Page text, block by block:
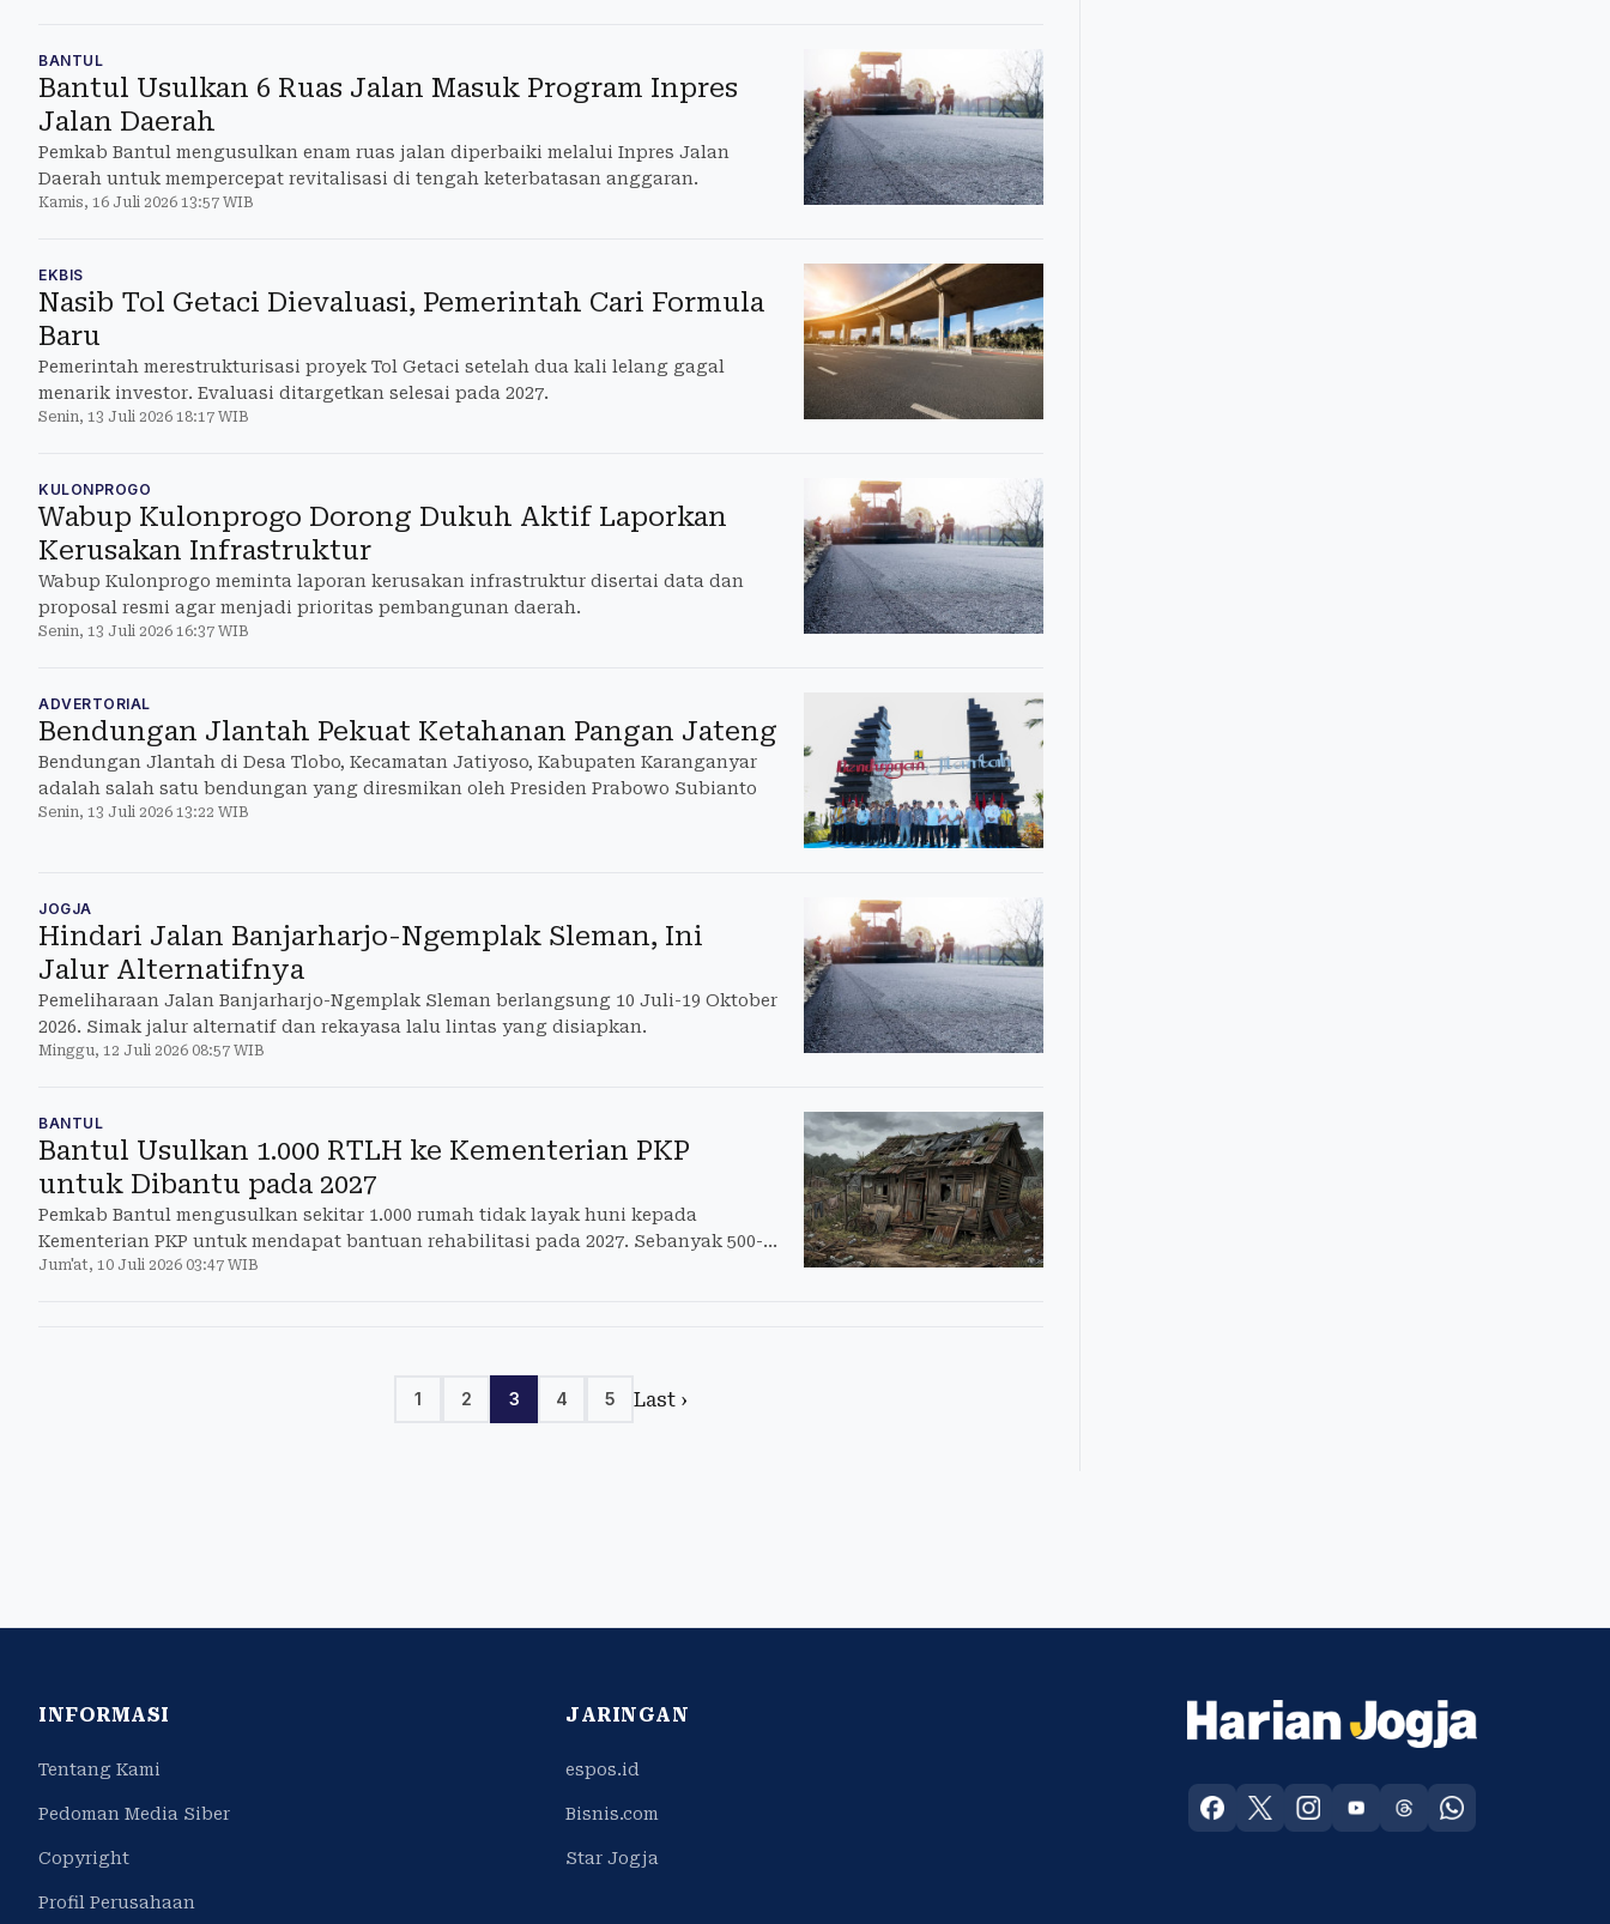
BANTUL
Bantul Usulkan 6 Ruas Jalan Masuk Program Inpres
Jalan Daerah
Pemkab Bantul mengusulkan enam ruas jalan diperbaiki melalui Inpres Jalan
Daerah untuk mempercepat revitalisasi di tengah keterbatasan anggaran.
Kamis, 16 Juli 2026 13:57 WIB
EKBIS
Nasib Tol Getaci Dievaluasi, Pemerintah Cari Formula
Baru
Pemerintah merestrukturisasi proyek Tol Getaci setelah dua kali lelang gagal
menarik investor. Evaluasi ditargetkan selesai pada 2027.
Senin, 13 Juli 2026 18:17 WIB
KULONPROGO
Wabup Kulonprogo Dorong Dukuh Aktif Laporkan
Kerusakan Infrastruktur
Wabup Kulonprogo meminta laporan kerusakan infrastruktur disertai data dan
proposal resmi agar menjadi prioritas pembangunan daerah.
Senin, 13 Juli 2026 16:37 WIB
ADVERTORIAL
Bendungan Jlantah Pekuat Ketahanan Pangan Jateng
Bendungan Jlantah di Desa Tlobo, Kecamatan Jatiyoso, Kabupaten Karanganyar
adalah salah satu bendungan yang diresmikan oleh Presiden Prabowo Subianto
Senin, 13 Juli 2026 13:22 WIB
JOGJA
Hindari Jalan Banjarharjo-Ngemplak Sleman, Ini
Jalur Alternatifnya
Pemeliharaan Jalan Banjarharjo-Ngemplak Sleman berlangsung 10 Juli-19 Oktober
2026. Simak jalur alternatif dan rekayasa lalu lintas yang disiapkan.
Minggu, 12 Juli 2026 08:57 WIB
BANTUL
Bantul Usulkan 1.000 RTLH ke Kementerian PKP
untuk Dibantu pada 2027
Pemkab Bantul mengusulkan sekitar 1.000 rumah tidak layak huni kepada
Kementerian PKP untuk mendapat bantuan rehabilitasi pada 2027. Sebanyak 500-
600 unit.
Jum'at, 10 Juli 2026 03:47 WIB
1 2 3 4 5 Last ›
INFORMASI
Tentang Kami
Pedoman Media Siber
Copyright
Profil Perusahaan
JARINGAN
espos.id
Bisnis.com
Star Jogja